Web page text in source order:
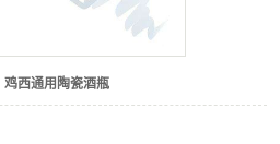
鸡西通用陶瓷酒瓶